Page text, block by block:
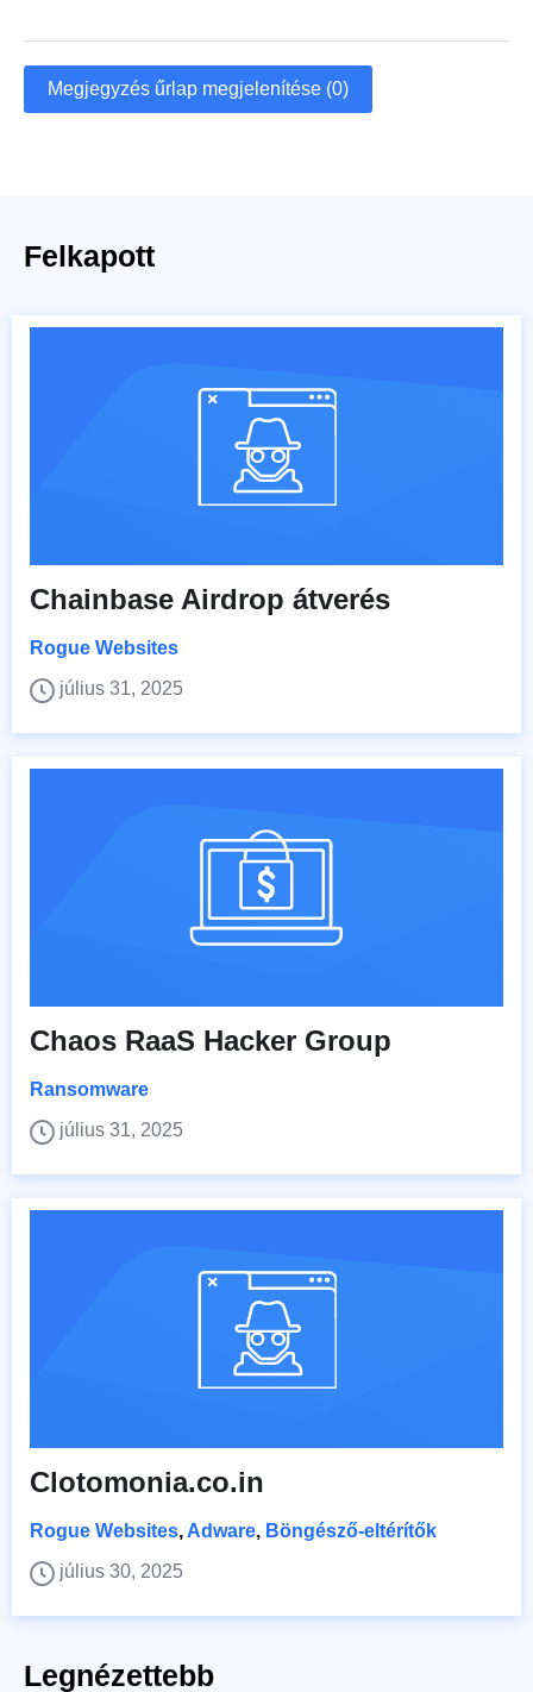
Megjegyzés űrlap megjelenítése (0)
Felkapott
Chainbase Airdrop átverés
Rogue Websites
július 31, 2025
Chaos RaaS Hacker Group
Ransomware
július 31, 2025
Clotomonia.co.in
Rogue Websites, Adware, Böngésző-eltérítők
július 30, 2025
Legnézettebb